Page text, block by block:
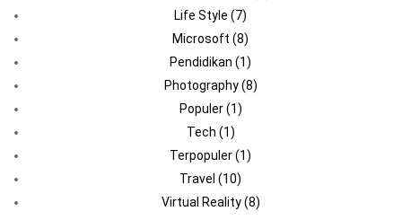
Life Style (7)
Microsoft (8)
Pendidikan (1)
Photography(8)
Populer(1)
Tech (1)
Terpopuler(1)
Travel (10)
Virtual Reality(8)